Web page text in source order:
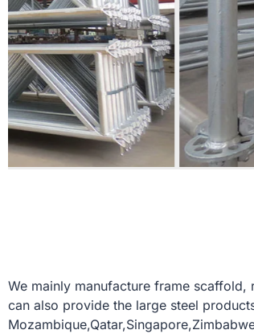
We mainly manufacture frame
can also provide the large steel